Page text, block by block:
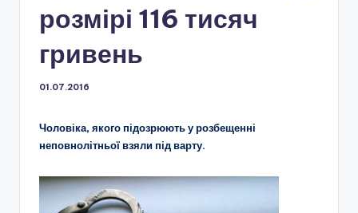
розмірі 116 тисяч
гривень
01.07.2016
Чоловіка, якого підозрюють у розбещенні
неповнолітньої взяли під варту.